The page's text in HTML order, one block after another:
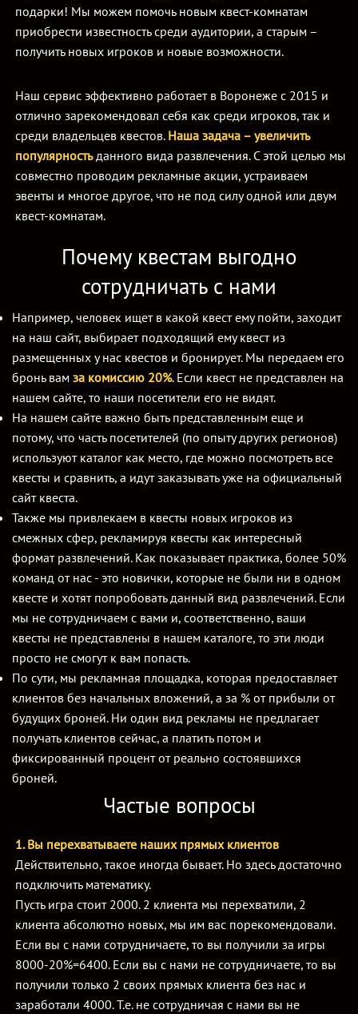
подарки! Мы можем помочь новым квест-комнатам
приобрести известность среди аудитории, а старым –
получить новых игроков и новые возможности.
Наш сервис эффективно работает в Воронеже с 2015 и
отлично зарекомендовал себя как среди игроков, так и
среди владельцев квестов. Наша задача – увеличить
популярностьданного вида развлечения. С этой целью мы
совместно проводим рекламные акции, устраиваем
эвенты и многое другое, что не под силу одной или двум
квест-комнатам.
Почему квестам выгодно
сотрудничать с нами
Например, человек ищет в какой квест ему пойти, заходит
на наш сайт, выбирает подходящий ему квест из
размещенных у нас квестов и бронирует. Мы передаем его
бронь вам за комиссию 20%. Если квест не представлен на
нашем сайте, то наши посетители его не видят.
На нашем сайте важно быть представленным еще и
потому, что часть посетителей (по опыту других регионов)
используют каталог как место, где можно посмотреть все
квесты и сравнить, а идут заказывать уже на официальный
сайт квеста.
Также мы привлекаем в квесты новых игроков из
смежных сфер, рекламируя квесты как интересный
формат развлечений. Как показывает практика, более 50%
команд от нас - это новички, которые не были ни в одном
квесте и хотят попробовать данный вид развлечений. Если
мы не сотрудничаем с вами и, соответственно, ваши
квесты не представлены в нашем каталоге, то эти люди
просто не смогут к вам попасть.
По сути, мы рекламная площадка, которая предоставляет
клиентов без начальных вложений, а за % от прибыли от
будущих броней. Ни один вид рекламы не предлагает
получать клиентов сейчас, а платить потом и
фиксированный процент от реально состоявшихся
броней.
Частые вопросы
1. Вы перехватываете наших прямых клиентов
Действительно, такое иногда бывает. Но здесь достаточно
подключить математику.
Пусть игра стоит 2000. 2 клиента мы перехватили, 2
клиента абсолютно новых, мы им вас порекомендовали.
Если вы с нами сотрудничаете, то вы получили за игры
8000-20%=6400. Если вы с нами не сотрудничаете, то вы
получили только 2 своих прямых клиента без нас и
заработали 4000. Т.е. не сотрудничая с нами вы не